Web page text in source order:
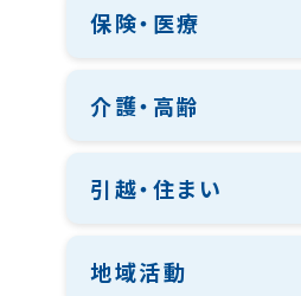
保険・医療
介護・高齢
引越・住まい
地域活動